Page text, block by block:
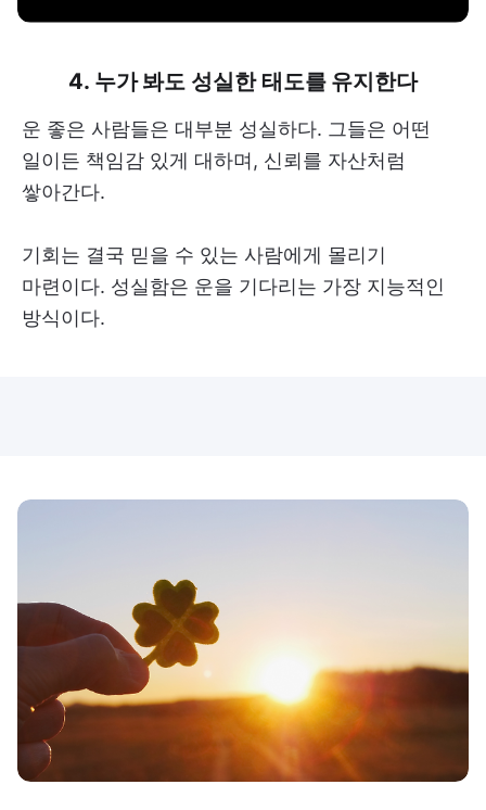
4. 누가 봐도 성실한 태도를 유지한다
운 좋은 사람들은 대부분 성실하다. 그들은 어떤
일이든 책임감 있게 대하며, 신뢰를 자산처럼
쌓아간다.
기회는 결국 믿을 수 있는 사람에게 몰리기
마련이다. 성실함은 운을 기다리는 가장 지능적인
방식이다.